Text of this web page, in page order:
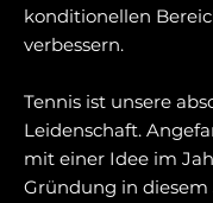
konditionellen
verbessern.
Tennis ist unsere
Leidenschaft.
mit einer Idee im
Gründung in